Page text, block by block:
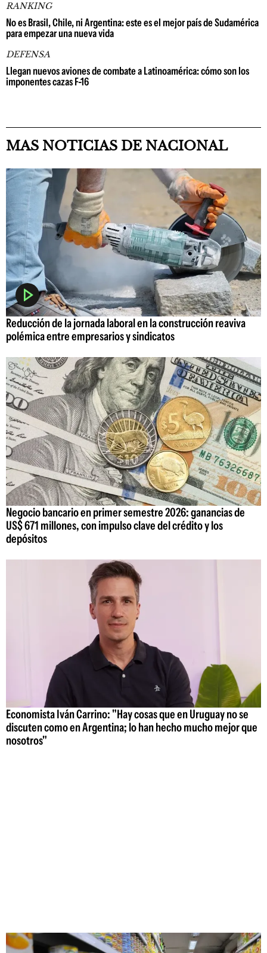
RANKING
No es Brasil, Chile, ni Argentina: este es el mejor país de Sudamérica
para empezar una nueva vida
DEFENSA
Llegan nuevos aviones de combate a Latinoamérica: cómo son los
imponentes cazas F-16
MAS NOTICIAS DE NACIONAL
Reducción de la jornada laboral en la construcción reaviva
polémica entre empresarios y sindicatos
Negocio bancario en primer semestre 2026: ganancias de
US$ 671 millones, con impulso clave del crédito y los
depósitos
Economista Iván Carrino: "Hay cosas que en Uruguay no se
discuten como en Argentina; lo han hecho mucho mejor que
nosotros"